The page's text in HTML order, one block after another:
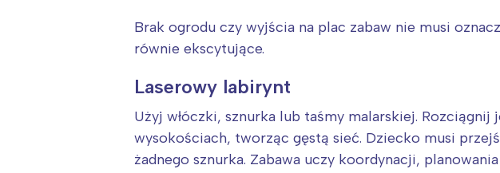
Brak ogrodu czy wyjścia na plac zabaw nie musi
równie ekscytujące.
Laserowy labirynt
Użyj włóczki, sznurka lub taśmy malarskiej.
wysokościach, tworząc gęstą sieć. Dziecko musi
żadnego sznurka. Zabawa uczy koordynacji,